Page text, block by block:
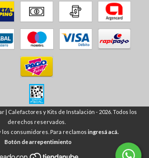
| Calefactores y Kits de Instalación - 2026. Todos los
derechos reservados.
los consumidores. Para reclamos ingresá acá.
Botón de arrepentimiento